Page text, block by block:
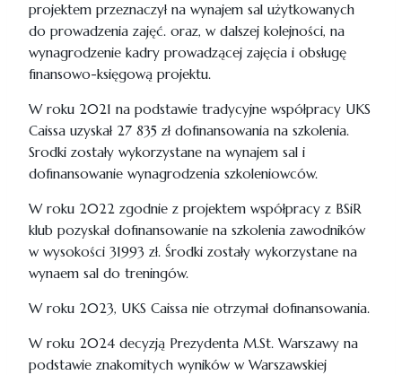
projektem przeznaczył na wynajem sal użytkowanych
do prowadzenia zajęć. oraz, w dalszej kolejności, na
wynagrodzenie kadry prowadzącej zajęcia i obsługę
finansowo-księgową projektu.
W roku 2021 na podstawie tradycyjne współpracy UKS
Caissa uzyskał 27 835 zł dofinansowania na szkolenia.
Srodki zostały wykorzystane na wynajem sal i
dofinansowanie wynagrodzenia szkoleniowców.
W roku 2022 zgodnie z projektem współpracy z BSiR
klub pozyskał dofinansowanie na szkolenia zawodników
w wysokości 31993 zł. Środki zostały wykorzystane na
wynaem sal do treningów.
W roku 2023, UKS Caissa nie otrzymał dofinansowania.
W roku 2024 decyzją Prezydenta M.St. Warszawy na
podstawie znakomitych wyników w Warszawskiej